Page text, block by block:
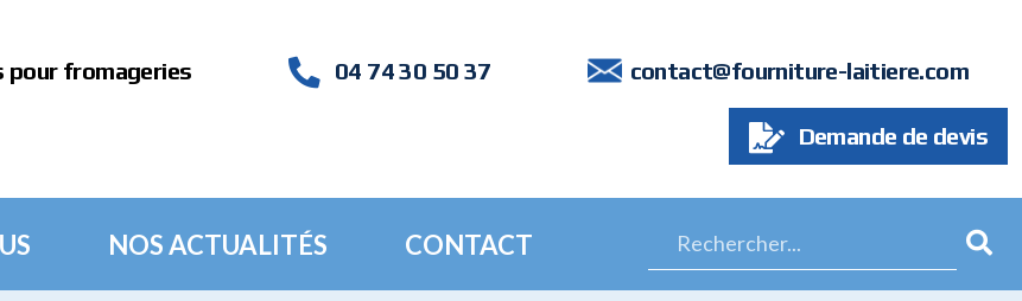
fromageries 04 74 30 50 37 contact@fourniture-laitiere.com
Demande de devis
NOS ACTUALITÉS CONTACT